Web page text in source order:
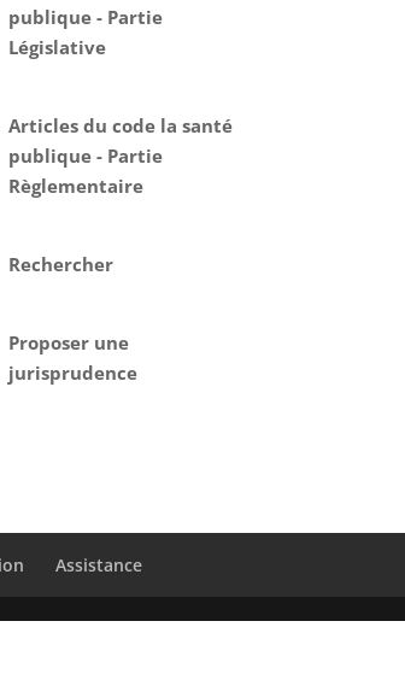
publique - Partie
Législative
Articles du code la santé
publique - Partie
Règlementaire
Rechercher
Proposer une
jurisprudence
Assistance